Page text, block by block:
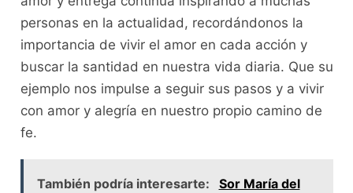
personas en la actualidad, recordándonos la
importancia de vivir el amor en cada acción y
buscar la santidad en nuestra vida diaria. Que su
ejemplo nos impulse a seguir sus pasos y a vivir
con amor y alegría en nuestro propio camino de
fe.
También podría interesarte:
Sor María del